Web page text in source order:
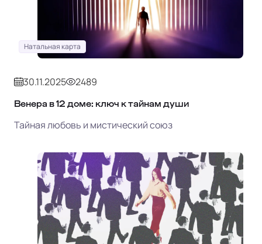
Натальная карта
30.11.2025 2489
Венера в 12 доме: ключ к тайнам души
Тайная любовь и мистический союз